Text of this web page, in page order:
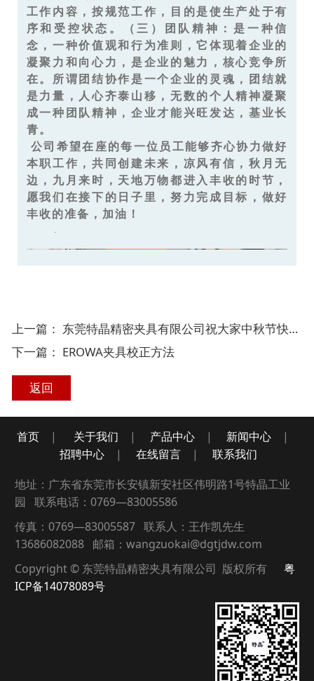
工作内容，按规范工作，目的是使生产处于有
序和受控状态。（三）团队精神：是一种信
念，一种价值观和行为准则，它体现着企业的
凝聚力和向心力，是企业的魅力，核心竞争所
在。所谓团结协作是一个企业的灵魂，团结就
是力量，人心齐泰山移，无数的个人精神凝聚
成一种团队精神，企业才能兴旺发达，基业长
青。
公司希望在座的每一位员工能够齐心协力做好
本职工作，共同创建未来，凉风有信，秋月无
边，九月来时，天地万物都进入丰收的时节，
愿我们在接下的日子里，努力完成目标，做好
丰收的准备，加油！
上一篇： 东莞特晶精密夹具有限公司祝大家中秋节快乐！
下一篇： EROWA夹具校正方法
返回
首页 | 关于我们 | 产品中心 | 新闻中心 |
招聘中心 | 在线留言 | 联系我们
地址：广东省东莞市长安镇新安社区伟明路1号特晶工业
园 联系电话：0769—83005586
传真：0769—83005587 联系人：王作凯先生
13686082088 邮箱：wangzuokai@dgtjdw.com
Copyright © 东莞特晶精密夹具有限公司 版权所有 粤
ICP备14078089号